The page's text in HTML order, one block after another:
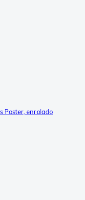
Poster, enrolado